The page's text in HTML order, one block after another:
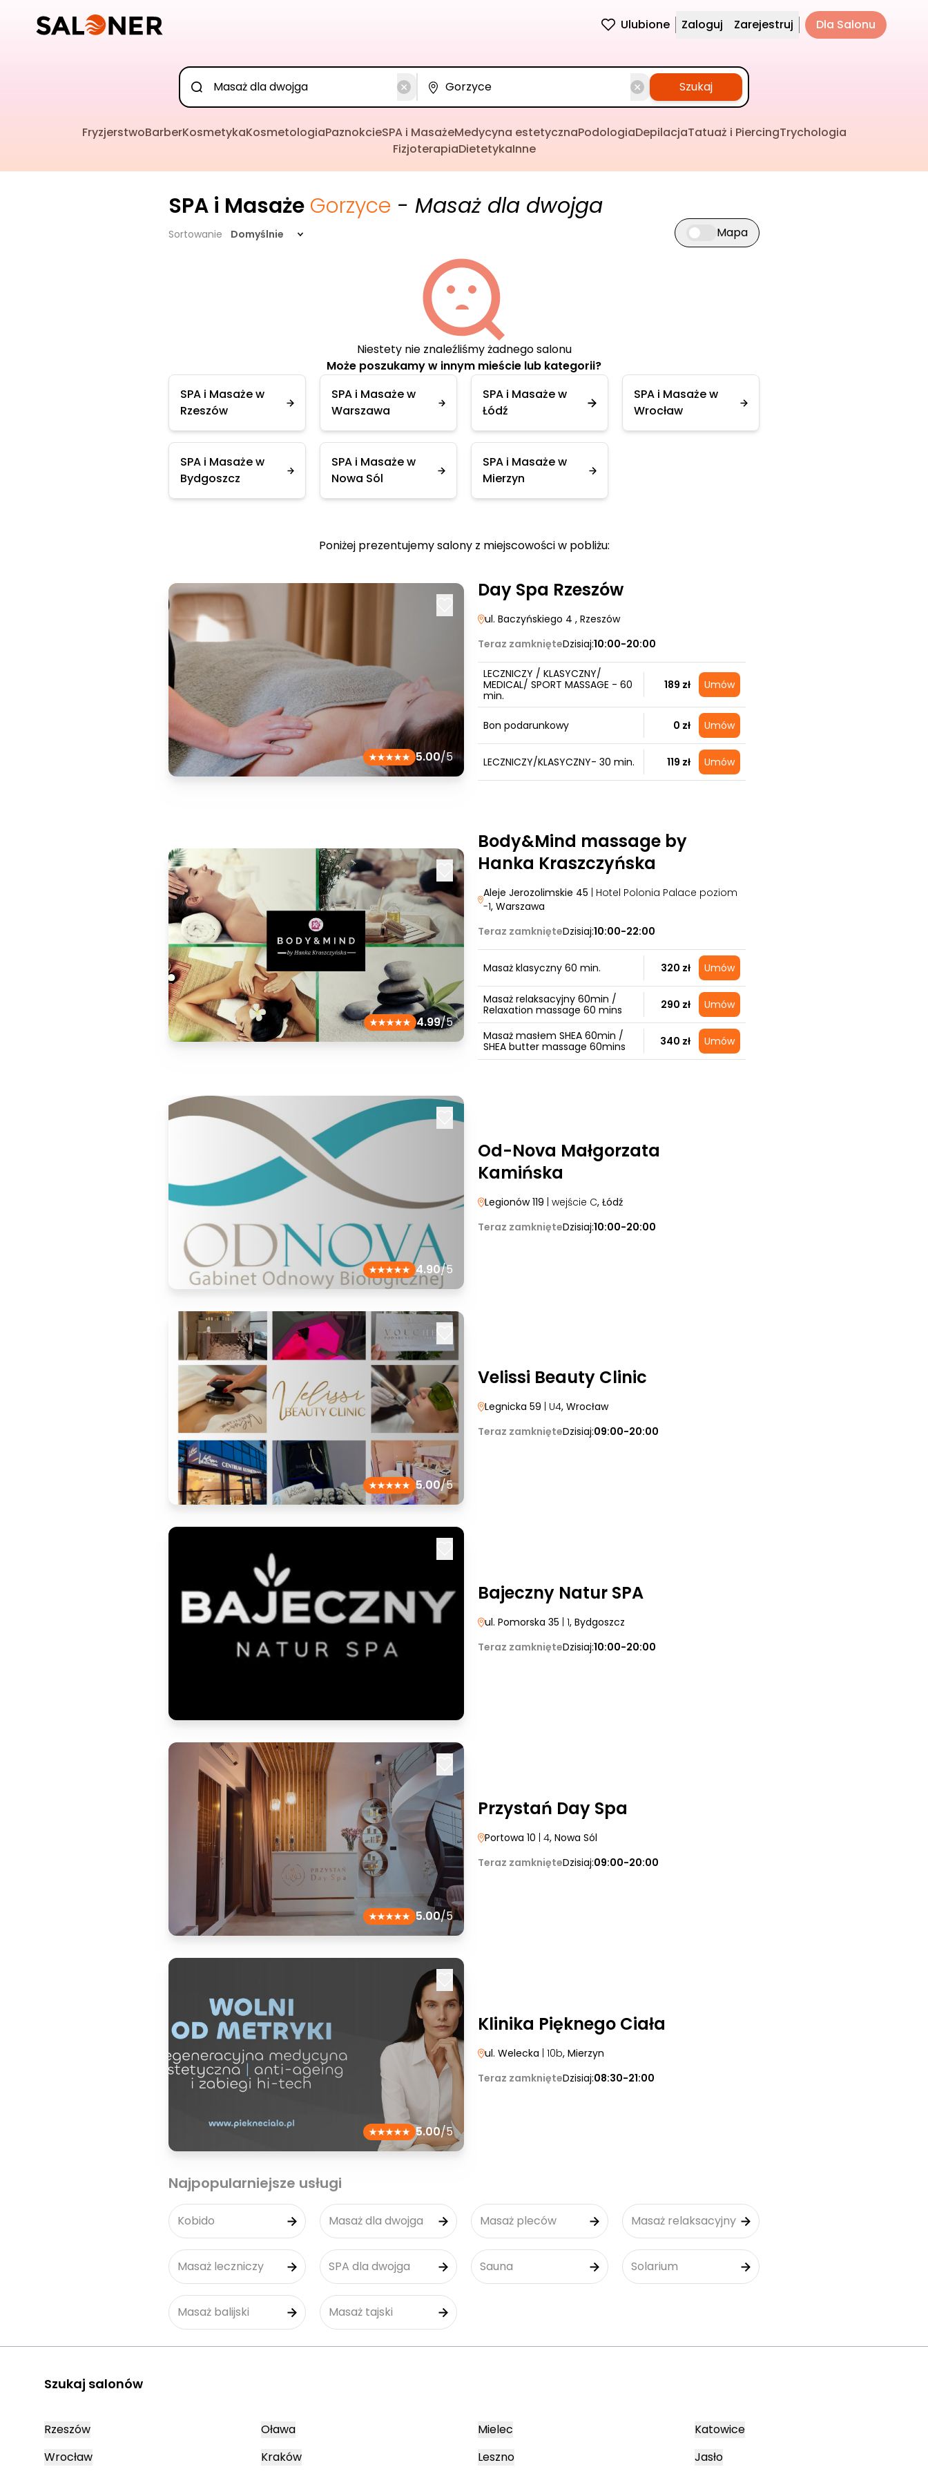
Ulubione Zaloguj Zarejestruj Dla Salonu
Szukaj
FryzjerstwoBarberKosmetykaKosmetologiaPaznokcieSPA i MasażeMedycyna estetycznaPodologiaDepilacjaTatuaż i PiercingTrychologia
FizjoterapiaDietetykaInne
SPA i Masaże Gorzyce - Masaż dla dwojga
Sortowanie Domyślnie Przełącz widok mapy
Mapa
Niestety nie znaleźliśmy żadnego salonu
Może poszukamy w innym mieście lub kategorii?
SPA i Masaże w
Rzeszów
SPA i Masaże w
Warszawa
SPA i Masaże w
Łódź
SPA i Masaże w
Wrocław
SPA i Masaże w
Bydgoszcz
SPA i Masaże w
Nowa Sól
SPA i Masaże w
Mierzyn
Poniżej prezentujemy salony z miejscowości w pobliżu:
5.00/5
Day Spa Rzeszów
ul. Baczyńskiego 4 , Rzeszów
Teraz zamknięteDzisiaj:10:00-20:00
LECZNICZY / KLASYCZNY/
MEDICAL/ SPORT MASSAGE - 60
min.
189 zł Umów
Bon podarunkowy 0 zł Umów
LECZNICZY/KLASYCZNY- 30 min. 119 zł Umów
4.99/5
Body&Mind massage by
Hanka Kraszczyńska
Aleje Jerozolimskie 45 | Hotel Polonia Palace poziom
-1, Warszawa
Teraz zamknięteDzisiaj:10:00-22:00
Masaż klasyczny 60 min. 320 zł Umów
Masaż relaksacyjny 60min /
Relaxation massage 60 mins
290 zł Umów
Masaż masłem SHEA 60min /
SHEA butter massage 60mins
340 zł Umów
4.90/5
Od-Nova Małgorzata
Kamińska
Legionów 119 | wejście C, Łódź
Teraz zamknięteDzisiaj:10:00-20:00
5.00/5
Velissi Beauty Clinic
Legnicka 59 | U4, Wrocław
Teraz zamknięteDzisiaj:09:00-20:00
Bajeczny Natur SPA
ul. Pomorska 35 | 1, Bydgoszcz
Teraz zamknięteDzisiaj:10:00-20:00
5.00/5
Przystań Day Spa
Portowa 10 | 4, Nowa Sól
Teraz zamknięteDzisiaj:09:00-20:00
5.00/5
Klinika Pięknego Ciała
ul. Welecka | 10b, Mierzyn
Teraz zamknięteDzisiaj:08:30-21:00
Najpopularniejsze usługi
Kobido Masaż dla dwojga Masaż pleców Masaż relaksacyjny
Masaż leczniczy SPA dla dwojga Sauna Solarium
Masaż balijski Masaż tajski
Szukaj salonów
Rzeszów
Wrocław
Oława
Kraków
Mielec
Leszno
Katowice
Jasło